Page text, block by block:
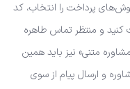
پرداخت را انتخاب، کد
کنید و منتظر تماس طاهره
متنی» نیز باید همین
و ارسال پیام از سوی